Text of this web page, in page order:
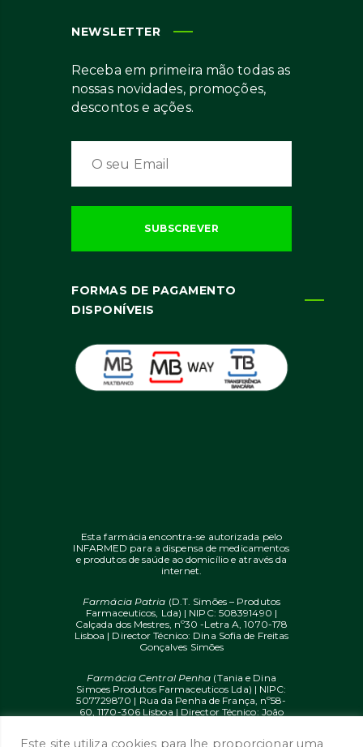
NEWSLETTER
Receba em primeira mão todas as
nossas novidades, promoções,
descontos e ações.
FORMAS DE PAGAMENTO
DISPONÍVEIS
Esta farmácia encontra-se autorizada pelo
INFARMED para a dispensa de medicamentos
e produtos de saúde ao domicílio e através da
internet.
Farmácia Patria (D.T. Simões – Produtos
Farmaceuticos, Lda) | NIPC: 508391490 |
Calçada dos Mestres, nº30 -Letra A, 1070-178
Lisboa | Director Técnico: Dina Sofia de Freitas
Gonçalves Simões
Farmácia Central Penha (Tania e Dina
Simoes Produtos Farmaceuticos Lda) | NIPC:
507729870 | Rua da Penha de França, nº58-
60, 1170-306 Lisboa | Director Técnico: João
Este site utiliza cookies para lhe proporcionar uma